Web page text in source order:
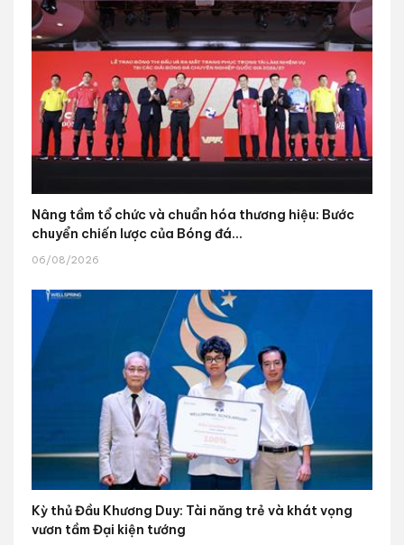
Nâng tầm tổ chức và chuẩn hóa thương hiệu: Bước
chuyển chiến lược của Bóng đá...
06/08/2026
Kỳ thủ Đầu Khương Duy: Tài năng trẻ và khát vọng
vươn tầm Đại kiện tướng